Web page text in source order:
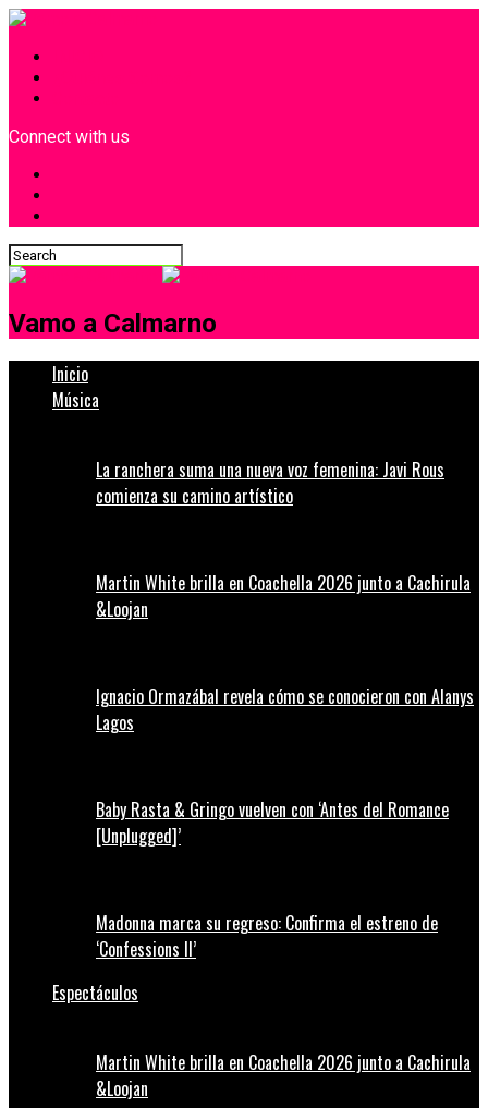
Connect with us
Vamo a Calmarno
Inicio
Música
La ranchera suma una nueva voz femenina: Javi Rous
comienza su camino artístico
Martin White brilla en Coachella 2026 junto a Cachirula
&Loojan
Ignacio Ormazábal revela cómo se conocieron con Alanys
Lagos
Baby Rasta & Gringo vuelven con ‘Antes del Romance
[Unplugged]’
Madonna marca su regreso: Confirma el estreno de
‘Confessions II’
Espectáculos
Martin White brilla en Coachella 2026 junto a Cachirula
&Loojan